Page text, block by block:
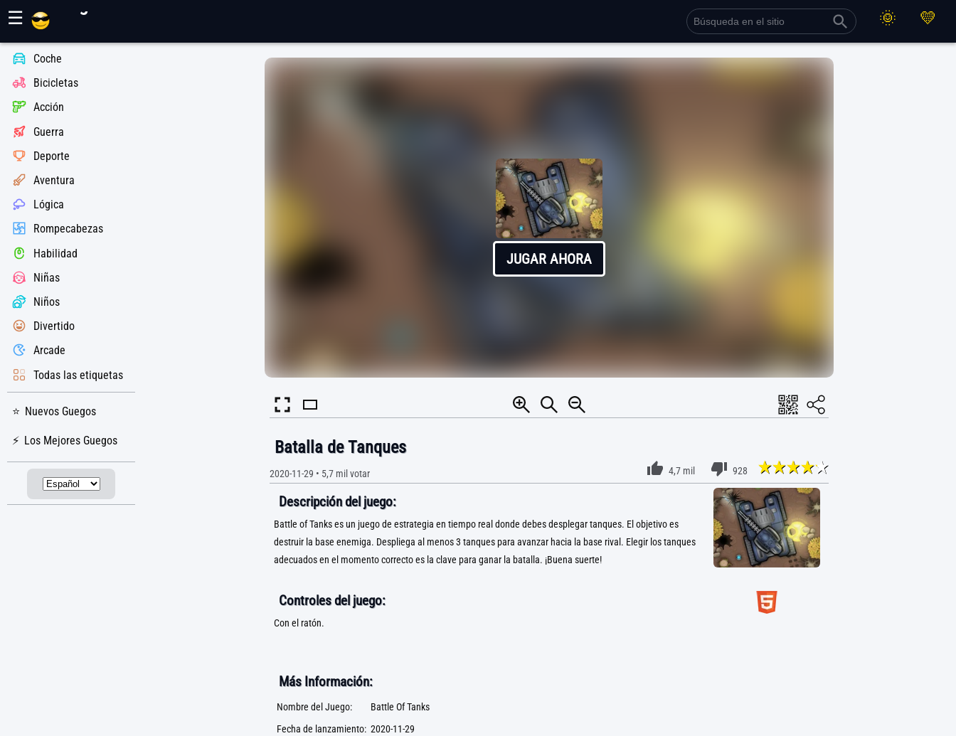
☰
Coche
Bicicletas
Acción
Guerra
Deporte
Aventura
Lógica
Rompecabezas
Habilidad
Niñas
Niños
Divertido
Arcade
Todas las etiquetas
Nuevos Guegos
Los Mejores Guegos
JUGAR AHORA
Batalla de Tanques
2020-11-29 • 5,7 mil votar 4,7 mil 928
Descripción del juego:
Battle of Tanks es un juego de estrategia en tiempo real donde debes desplegar tanques. El objetivo es
destruir la base enemiga. Despliega al menos 3 tanques para avanzar hacia la base rival. Elegir los tanques
adecuados en el momento correcto es la clave para ganar la batalla. ¡Buena suerte!
Controles del juego:
Con el ratón.
Más Información:
Nombre del Juego:
Battle Of Tanks
Fecha de lanzamiento: 2020-11-29